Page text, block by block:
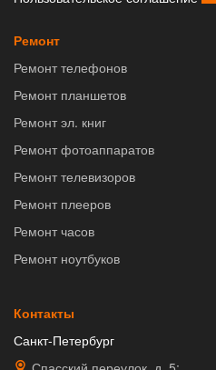
Ремонт
Ремонт телефонов
Ремонт планшетов
Ремонт эл. книг
Ремонт фотоаппаратов
Ремонт телевизоров
Ремонт плееров
Ремонт часов
Ремонт ноутбуков
Контакты
Санкт-Петербург